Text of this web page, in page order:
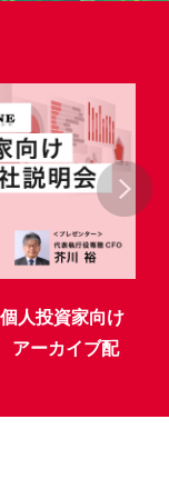
投資家向け
イブ配信のお